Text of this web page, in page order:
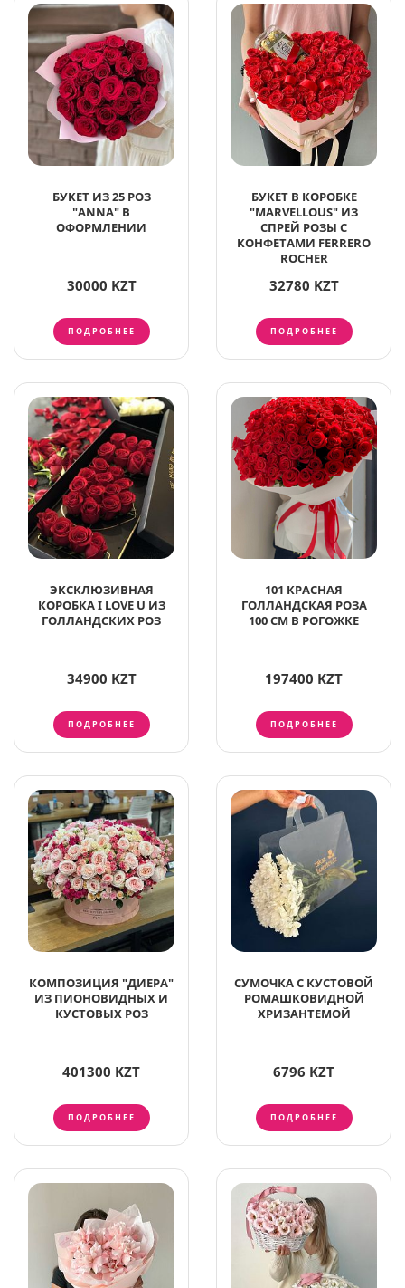
БУКЕТ ИЗ 25 РОЗ
"ANNA" В
ОФОРМЛЕНИИ
30000 KZT
ПОДРОБНЕЕ
БУКЕТ В КОРОБКЕ
"MARVELLOUS" ИЗ
СПРЕЙ РОЗЫ С
КОНФЕТАМИ FERRERO
ROCHER
32780 KZT
ПОДРОБНЕЕ
ЭКСКЛЮЗИВНАЯ
КОРОБКА I LOVE U ИЗ
ГОЛЛАНДСКИХ РОЗ
34900 KZT
ПОДРОБНЕЕ
101 КРАСНАЯ
ГОЛЛАНДСКАЯ РОЗА
100 СМ В РОГОЖКЕ
197400 KZT
ПОДРОБНЕЕ
КОМПОЗИЦИЯ "ДИЕРА"
ИЗ ПИОНОВИДНЫХ И
КУСТОВЫХ РОЗ
401300 KZT
ПОДРОБНЕЕ
СУМОЧКА С КУСТОВОЙ
РОМАШКОВИДНОЙ
ХРИЗАНТЕМОЙ
6796 KZT
ПОДРОБНЕЕ